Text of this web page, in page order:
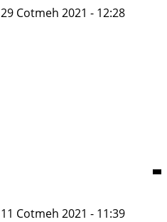
29 Cotmeh 2021 - 12:28
11 Cotmeh 2021 - 11:39